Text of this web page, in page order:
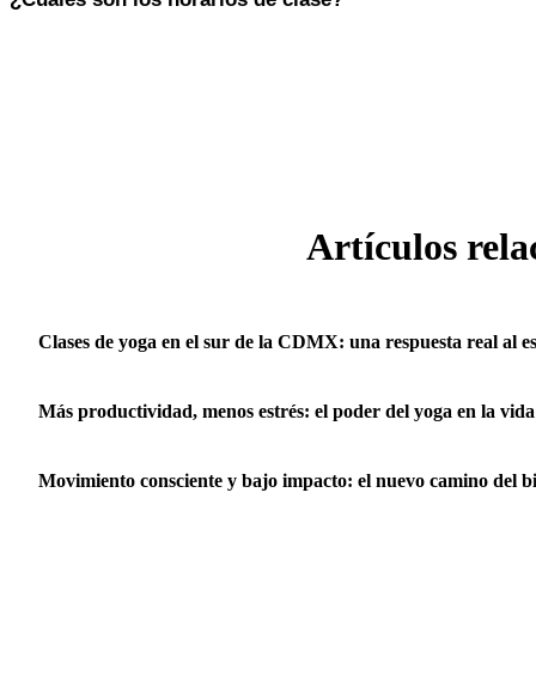
Artículos
Clases de yoga en el sur de la CDMX: una respuesta real al
Más productividad, menos estrés: el poder del yoga en la
Movimiento consciente y bajo impacto: el nuevo camino del